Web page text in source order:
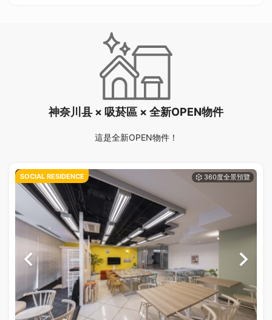
神奈川县 × 吸菸區 × 全新OPEN物件
這是全新OPEN物件！
SOCIAL RESIDENCE